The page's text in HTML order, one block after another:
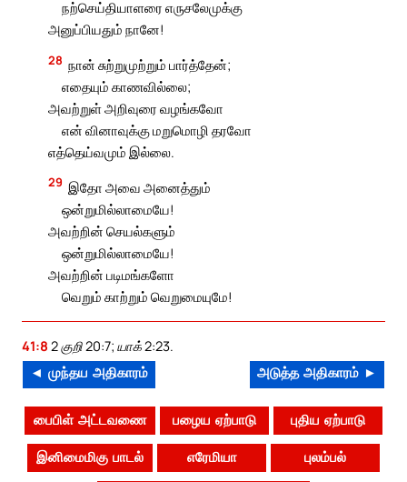
நற்செய்தியாளரை எருசலேமுக்கு
அனுப்பியதும் நானே!
28 நான் சுற்றுமுற்றும் பார்த்தேன்;
எதையும் காணவில்லை;
அவற்றுள் அறிவுரை வழங்கவோ
என் வினாவுக்கு மறுமொழி தரவோ
எத்தெய்வமும் இல்லை.
29 இதோ அவை அனைத்தும்
ஒன்றுமில்லாமையே!
அவற்றின் செயல்களும்
ஒன்றுமில்லாமையே!
அவற்றின் படிமங்களோ
வெறும் காற்றும் வெறுமையுமே!
41:8 2 குறி 20:7; யாக் 2:23.
◄ முந்தய அதிகாரம் அடுத்த அதிகாரம் ►
பைபிள் அட்டவணை பழைய ஏற்பாடு புதிய ஏற்பாடு
இனிமைமிகு பாடல் எரேமியா புலம்பல்